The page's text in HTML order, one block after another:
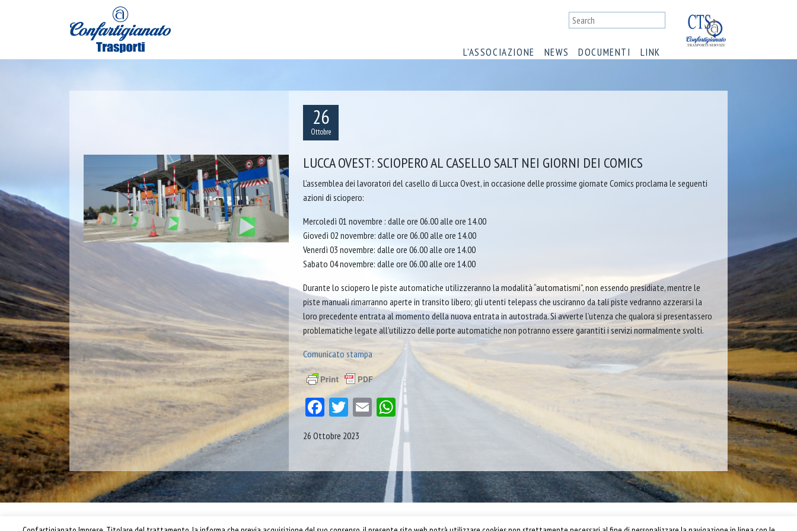
L’ASSOCIAZIONE NEWS DOCUMENTI LINK
26
Ottobre
LUCCA OVEST: SCIOPERO AL CASELLO SALT NEI GIORNI DEI COMICS
L’assemblea dei lavoratori del casello di Lucca Ovest, in occasione delle prossime giornate Comics proclama le seguenti
azioni di sciopero:
Mercoledì 01 novembre : dalle ore 06.00 alle ore 14.00
Giovedì 02 novembre: dalle ore 06.00 alle ore 14.00
Venerdì 03 novembre: dalle ore 06.00 alle ore 14.00
Sabato 04 novembre: dalle ore 06.00 alle ore 14.00
Durante lo sciopero le piste automatiche utilizzeranno la modalità “automatismi”, non essendo presidiate, mentre le
piste manuali rimarranno aperte in transito libero; gli utenti telepass che usciranno da tali piste vedranno azzerarsi la
loro precedente entrata al momento della nuova entrata in autostrada. Si avverte l’utenza che qualora si presentassero
problematiche legate all’utilizzo delle porte automatiche non potranno essere garantiti i servizi normalmente svolti.
Comunicato stampa
Facebook
Twitter
EmailWhatsApp
26 Ottobre 2023